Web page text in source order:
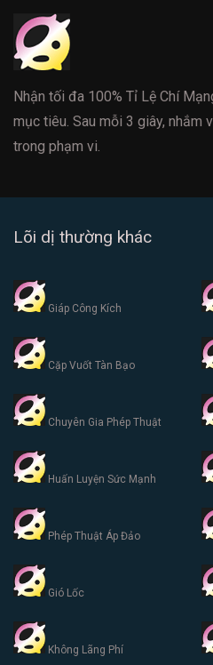
Nhận tối đa 100% Tỉ Lệ Chí
mục tiêu. Sau mỗi 3 giây, nhắm
trong phạm vi.
Lõi dị thường khác
Giáp Công Kích
Cặp Vuốt Tàn Bạo
Chuyên Gia Phép Thuật
Huấn Luyện Sức Mạnh
Phép Thuật Áp Đảo
Gió Lốc
Không Lãng Phí